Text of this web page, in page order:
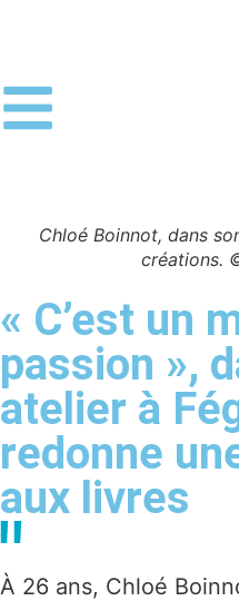
Chloé Boinnot, dans
créations.
« C’est un
passion »,
atelier à
redonne
aux livres
À 26 ans, Chloé